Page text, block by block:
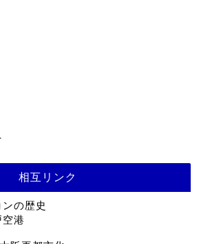
相互リンク
の歴史
港